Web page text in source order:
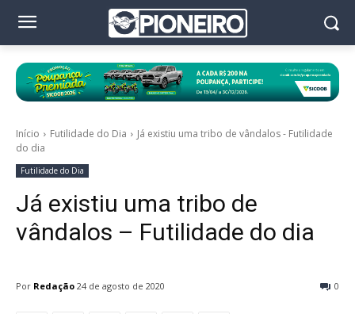
Início Futilidade do Dia
Já existiu uma tribo de vândalos - Futilidade
do dia
Futilidade do Dia
Já existiu uma tribo de
vândalos – Futilidade do dia
Por Redação 0
24 de agosto de 2020